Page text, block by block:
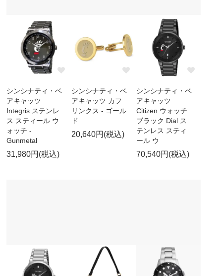
シンシナティ・ベ
アキャッツ
Integris ステンレ
ス スティール ウ
ォッチ -
Gunmetal
31,980円(税込)
シンシナティ・ベ
アキャッツ カフ
リンクス - ゴール
ド
20,640円(税込)
シンシナティ・ベ
アキャッツ
Citizen ウォッチ
ブラック Dial ス
テンレス スティ
ール ウ
70,540円(税込)